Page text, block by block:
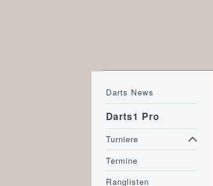
Darts News
Darts1 Pro
Turniere
Termine
Ranglisten